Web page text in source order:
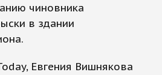
чиновника
в здании
Евгения Вишнякова